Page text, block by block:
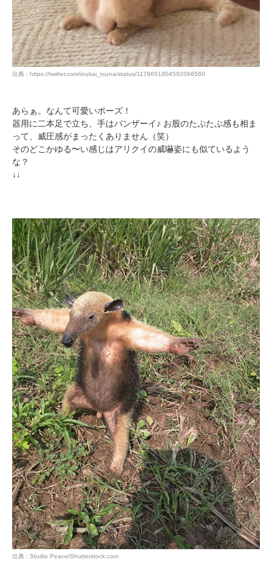
出典 : https://twitter.com/inukai_tsuna/status/1178651804592066560
あらぁ。なんて可愛いポーズ！
器用に二本足で立ち、手はバンザーイ♪ お股のたぷたぷ感も相ま
って、威圧感がまったくありません（笑）
そのどこかゆる〜い感じはアリクイの威嚇姿にも似ているよう
な？
↓↓
出典 : Studio Peace/Shutterstock.comPECOアプリをダウンロード済みの方